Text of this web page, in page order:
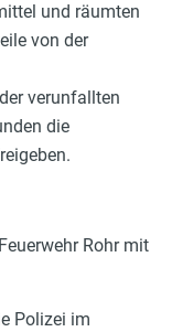
und räumten
von der
verunfallten
die
Rohr mit
Polizei im